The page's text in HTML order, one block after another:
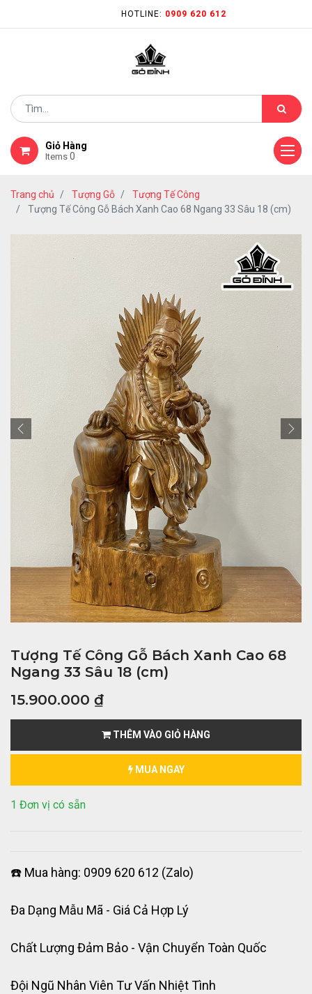
HOTLINE: 0909 620 612
Giỏ Hàng
Items 0
Trang chủ Tượng Gỗ
Tượng Tế Công
Tượng Tế Công Gỗ Bách Xanh Cao 68 Ngang 33 Sâu 18 (cm)
Tượng Tế Công Gỗ Bách Xanh Cao 68
Ngang 33 Sâu 18 (cm)
15.900.000 ₫
THÊM VÀO GIỎ HÀNG
MUA NGAY
1 Đơn vị có sẵn
☎️ Mua hàng: 0909 620 612 (Zalo)
Đa Dạng Mẫu Mã - Giá Cả Hợp Lý
Chất Lượng Đảm Bảo - Vận Chuyển Toàn Quốc
Đội Ngũ Nhân Viên Tư Vấn Nhiệt Tình